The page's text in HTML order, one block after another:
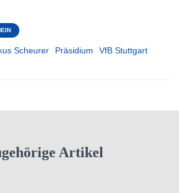
Scheurer Präsidium
VfB Stuttgart
Artikel